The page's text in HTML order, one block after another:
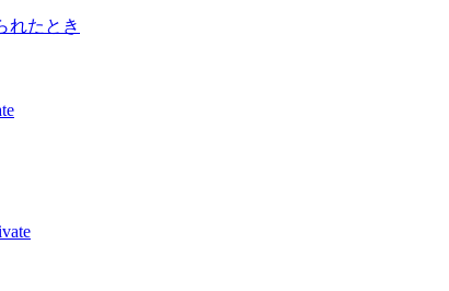
れたとき